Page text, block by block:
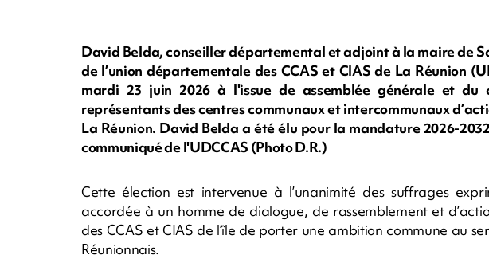
David Belda, conseiller départemental et adjoint à la maire de
de l’union départementale des CCAS et CIAS de La Réunion
mardi 23 juin 2026 à l'issue de assemblée générale et du
représentants des centres communaux et intercommunaux
La Réunion. David Belda a été élu pour la mandature 2026-
communiqué de l'UDCCAS (Photo D.R.)
Cette élection est intervenue à l’unanimité des suffrages
accordée à un homme de dialogue, de rassemblement et
des CCAS et CIAS de l’île de porter une ambition commune au
Réunionnais.